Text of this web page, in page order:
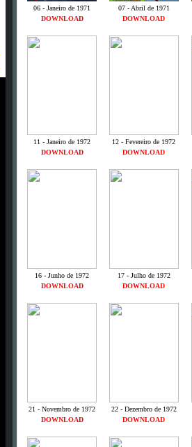
06 - Janeiro de 1971 07 - Abril de 1971
DOWNLOAD
DOWNLOAD
11 - Janeiro de 1972 12 - Fevereiro de 1972
DOWNLOAD
DOWNLOAD
16 - Junho de 1972 17 - Julho de 1972
DOWNLOAD
DOWNLOAD
21 - Novembro de 1972 22 - Dezembro de 1972
DOWNLOAD
DOWNLOAD